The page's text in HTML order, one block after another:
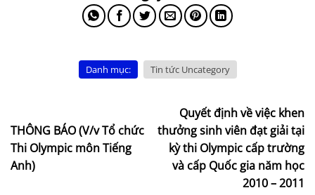
Danh mục: Tin tức Uncategory
THÔNG BÁO (V/v Tổ chức
Thi Olympic môn Tiếng
Anh)
Quyết định về việc khen
thưởng sinh viên đạt giải tại
kỳ thi Olympic cấp trường
và cấp Quốc gia năm học
2010 – 2011